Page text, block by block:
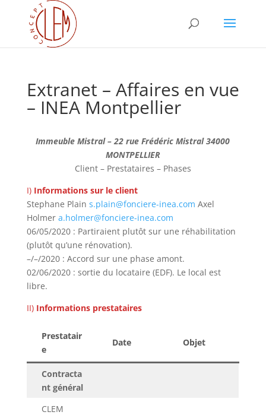
Extranet – Affaires en vue
– INEA Montpellier
Immeuble Mistral – 22 rue Frédéric Mistral 34000
MONTPELLIER
Client – Prestataires – Phases
I) Informations sur le client
Stephane Plain s.plain@fonciere-inea.com Axel
Holmer a.holmer@fonciere-inea.com
06/05/2020 : Partiraient plutôt sur une réhabilitation
(plutôt qu’une rénovation).
–/–/2020 : Accord sur une phase amont.
02/06/2020 : sortie du locataire (EDF). Le local est
libre.
II) Informations prestataires
Prestatair
e
Date Objet
Contracta
nt général
CLEM